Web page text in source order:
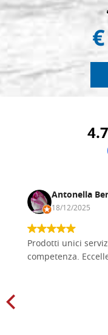
4.7
Antonella
18/12/2025
Prodotti unici
competenza.